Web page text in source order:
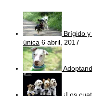
Brígido
única 6 abril, 2017